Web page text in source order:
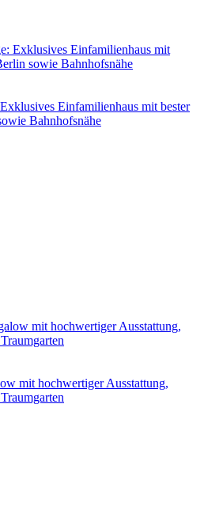
Einfamilienhaus mit bester
Bahnhofsnähe
mit hochwertiger Ausstattung,